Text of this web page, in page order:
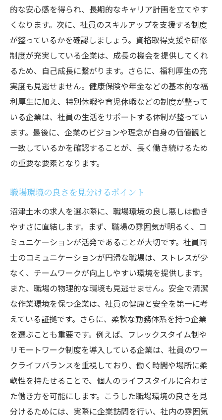
的な安心感を得られ、長期的なキャリア計画を立てやす
くなります。次に、社員のスキルアップを支援する制度
が整っているかを確認しましょう。資格取得支援や研修
制度が充実している企業は、成長の機会を提供してくれ
るため、自己成長に繋がります。さらに、福利厚生の充
実度も見逃せません。健康保険や年金などの基本的な福
利厚生に加え、特別休暇や育児休暇などの制度が整って
いる企業は、社員の生活をサポートする体制が整ってい
ます。最後に、企業のビジョンや理念が自身の価値観と
一致しているかを確認することが、長く働き続けるため
の重要な要素となります。
職場環境の良さを見分けるポイント
沼津土木の求人を選ぶ際に、職場環境の良し悪しは働き
やすさに直結します。まず、職場の雰囲気が明るく、コ
ミュニケーションが活発であることが大切です。社員同
士のコミュニケーションが円滑な職場は、ストレスが少
なく、チームワークが向上しやすい環境を提供します。
また、職場の物理的な環境も見逃せません。安全で清潔
な作業環境を保つ企業は、社員の健康と安全を第一に考
えている証拠です。さらに、柔軟な勤務体系を持つ企業
を選ぶことも重要です。例えば、フレックスタイム制や
リモートワーク制度を導入している企業は、社員のワー
クライフバランスを重視しており、働く時間や場所に柔
軟性を持たせることで、個人のライフスタイルに合わせ
た働き方を可能にします。こうした職場環境の良さを見
分けるためには、実際に企業訪問を行い、社内の雰囲気